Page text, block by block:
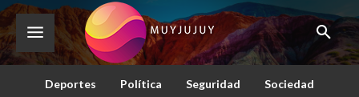
Deportes Política Seguridad Sociedad